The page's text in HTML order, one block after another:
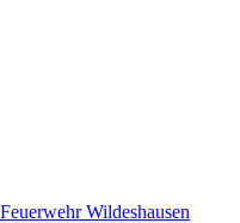
Wildeshausen